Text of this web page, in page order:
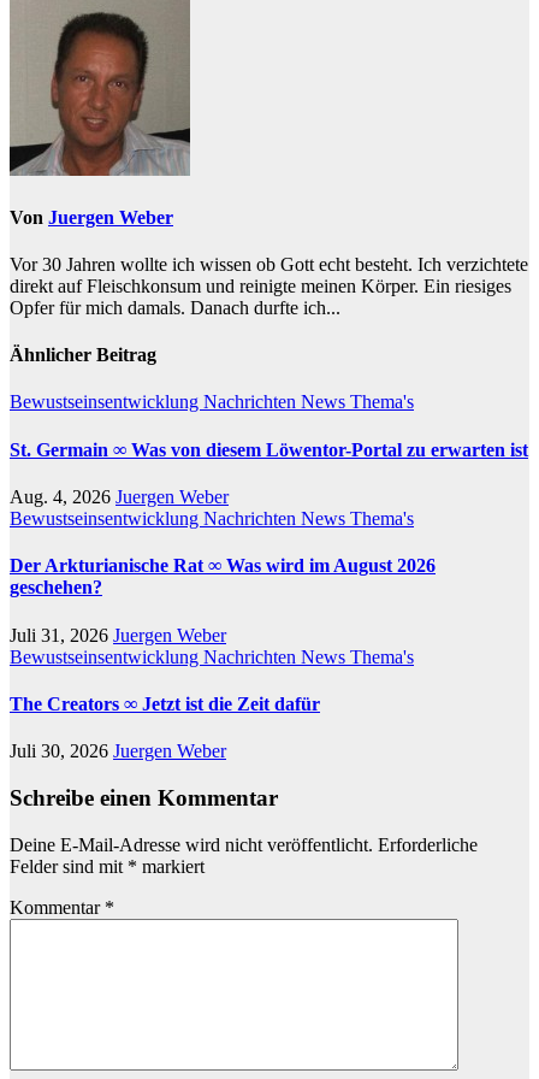
Von Juergen Weber
Vor 30 Jahren wollte ich wissen ob Gott echt besteht. Ich verzichtete
direkt auf Fleischkonsum und reinigte meinen Körper. Ein riesiges
Opfer für mich damals. Danach durfte ich...
Ähnlicher Beitrag
Bewustseinsentwicklung Nachrichten News Thema's
St. Germain ∞ Was von diesem Löwentor-Portal zu erwarten ist
Aug. 4, 2026 Juergen Weber
Bewustseinsentwicklung Nachrichten News Thema's
Der Arkturianische Rat ∞ Was wird im August 2026
geschehen?
Juli 31, 2026 Juergen Weber
Bewustseinsentwicklung Nachrichten News Thema's
The Creators ∞ Jetzt ist die Zeit dafür
Juli 30, 2026 Juergen Weber
Schreibe einen Kommentar
Deine E-Mail-Adresse wird nicht veröffentlicht. Erforderliche
Felder sind mit * markiert
Kommentar *